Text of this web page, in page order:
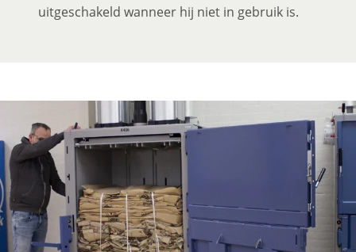
uitgeschakeld wanneer hij niet in gebruik is.